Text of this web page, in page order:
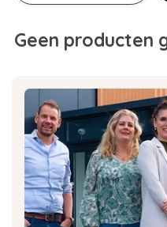
Geen producten